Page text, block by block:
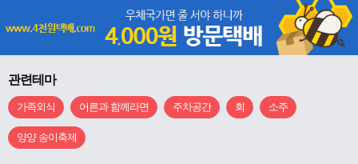
관련테마
가족외식 어른과 함께라면 주차공간 회 소주
양양 송이축제